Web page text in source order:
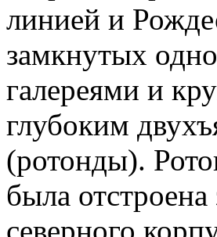
линией и
замкнутых
галереями и
глубоким
(ротонды).
была
северного